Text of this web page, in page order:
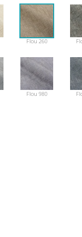
Flou 260
Flou 980